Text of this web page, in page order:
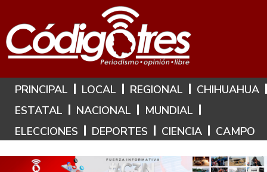
Hoy es: 6 de Agosto de 2026
PRINCIPAL LOCAL REGIONAL
CHIHUAHUA
ESTATAL
NACIONAL
MUNDIAL
ELECCIONES
DEPORTES CIENCIA CAMPO